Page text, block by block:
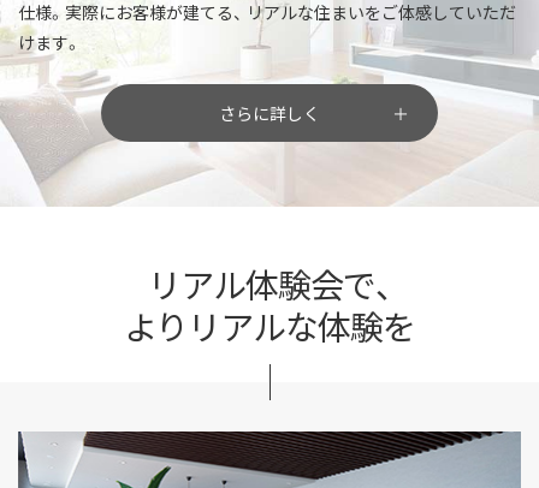
仕様。実際にお客様が建てる、 リアルな住まいをご体感していただ
けます。
さらに詳しく
リアル体験会で、
よりリアルな体験を